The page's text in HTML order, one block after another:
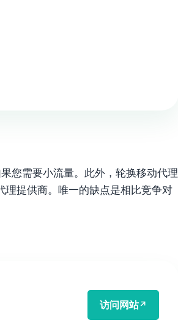
您需要小流量。此外，轮换移动代理
提供商。唯一的缺点是相比竞争对
访问网站↗